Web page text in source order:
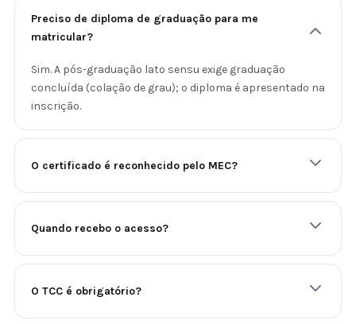
Preciso de diploma de graduação para me
matricular?
Sim. A pós-graduação lato sensu exige graduação
concluída (colação de grau); o diploma é apresentado na
inscrição.
O certificado é reconhecido pelo MEC?
Quando recebo o acesso?
O TCC é obrigatório?